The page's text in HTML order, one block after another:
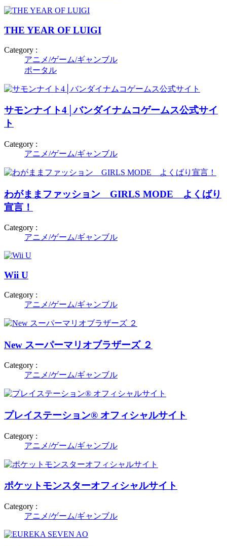
THE YEAR OF LUIGI
Category :
アニメ/ゲーム/ギャンブル
ポータル
サモンナイト4│バンダイナムコゲームス公式サイ
ト
Category :
アニメ/ゲーム/ギャンブル
わがままファッション GIRLS MODE よくばり
宣言！
Category :
アニメ/ゲーム/ギャンブル
Wii U
Category :
アニメ/ゲーム/ギャンブル
New スーパーマリオブラザーズ ２
Category :
アニメ/ゲーム/ギャンブル
プレイステーション® オフィシャルサイト
Category :
アニメ/ゲーム/ギャンブル
ポケットモンスターオフィシャルサイト
Category :
アニメ/ゲーム/ギャンブル